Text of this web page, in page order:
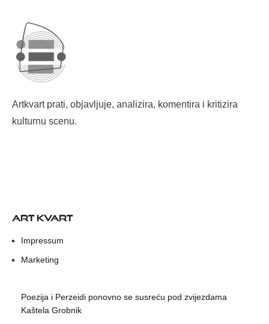
Artkvart prati, objavljuje, analizira, komentira i kritizira
kulturnu scenu.
ART KVART
Impressum
Marketing
Poezija i Perzeidi ponovno se susreću pod zvijezdama
Kaštela Grobnik